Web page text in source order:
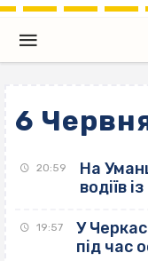
6
20:59
На
водіїв
19:57
У
під час